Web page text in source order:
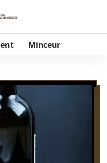
Minceur